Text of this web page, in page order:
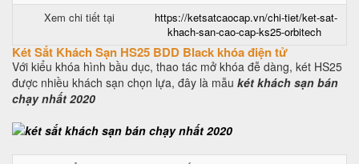
Xem chi tiết tại
https://ketsatcaocap.vn/chi-tiet/ket-sat-
khach-san-cao-cap-ks25-orbitech
Két Sắt Khách Sạn HS25 BDD Black khóa điện tử
Với kiểu khóa hình bầu dục, thao tác mở khóa đễ dàng, két HS25
được nhiều khách sạn chọn lựa, đây là mẫu két khách sạn bán
chạy nhất 2020